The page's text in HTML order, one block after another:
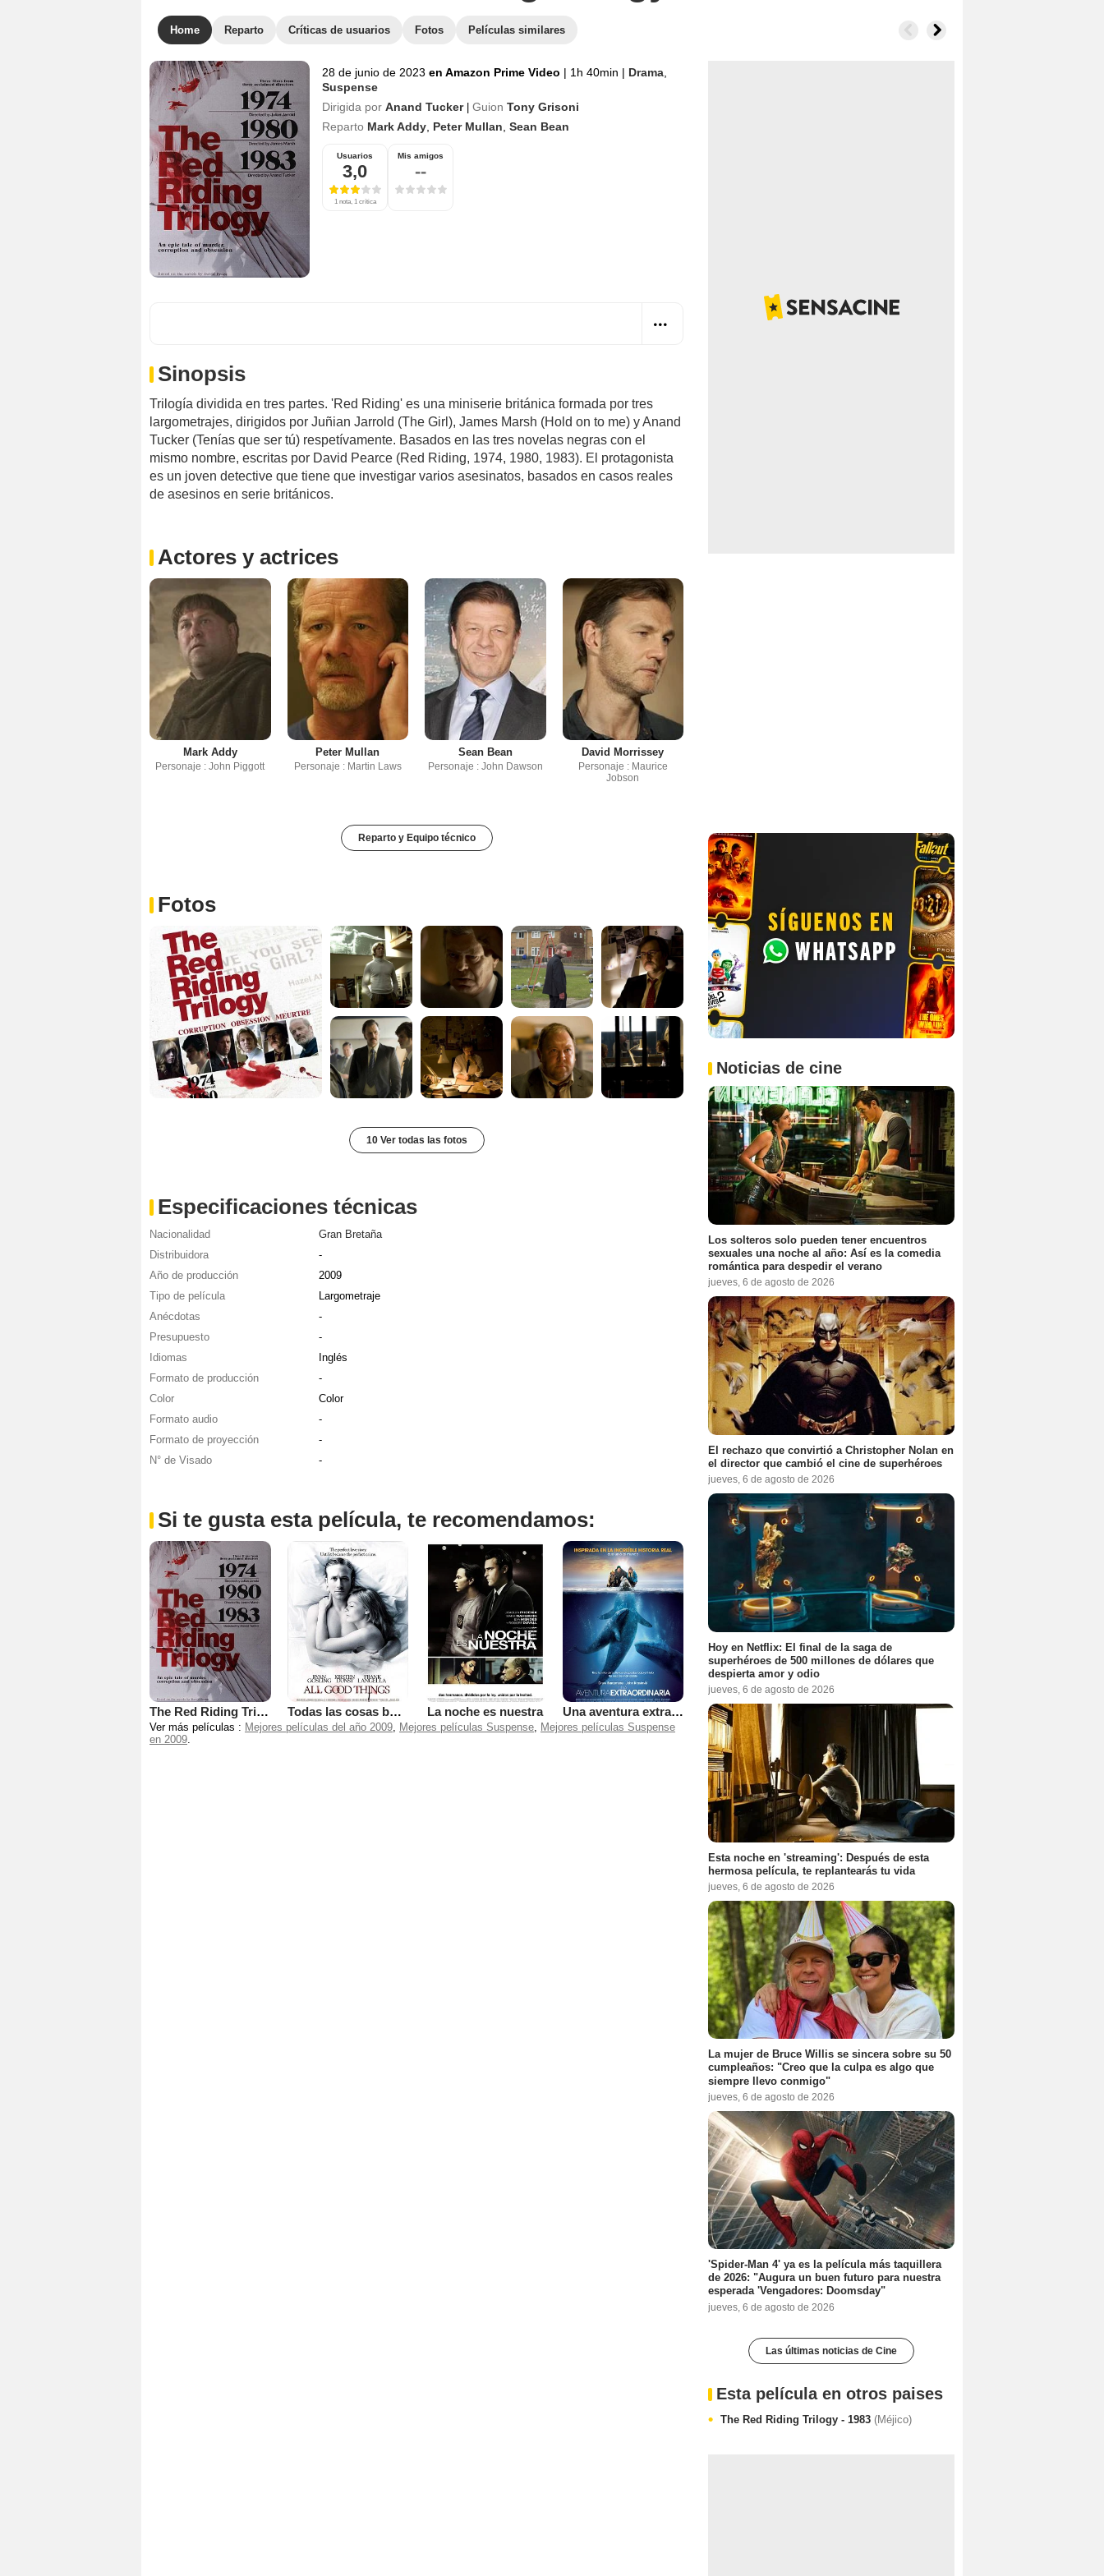
Home Reparto Críticas de usuarios Fotos Películas similares
28 de junio de 2023 en Amazon Prime Video | 1h 40min | Drama
Suspense
Dirigida por Anand Tucker Guion Tony Grisoni
Reparto Mark Addy Peter Mullan Sean Bean
Usuarios
3,0
1 nota, 1 crítica
Mis amigos
--
Sinopsis
Trilogía dividida en tres partes. 'Red Riding' es una miniserie británica formada por tres
largometrajes, dirigidos por Juñian Jarrold (The Girl), James Marsh (Hold on to me) y Anand
Tucker (Tenías que ser tú) respetívamente. Basados en las tres novelas negras con el
mismo nombre, escritas por David Pearce (Red Riding, 1974, 1980, 1983). El protagonista
es un joven detective que tiene que investigar varios asesinatos, basados en casos reales
de asesinos en serie británicos.
Actores y actrices
Mark Addy
Personaje : John Piggott
Peter Mullan
Personaje : Martin Laws
Sean Bean
Personaje : John Dawson
David Morrissey
Personaje : Maurice
Jobson
Reparto y Equipo técnico
Fotos
10 Ver todas las fotos
Especificaciones técnicas
Nacionalidad
Gran Bretaña
Distribuidora
-
Año de producción
2009
Tipo de película
Largometraje
Anécdotas
-
Presupuesto
-
Idiomas
Inglés
Formato de producción
-
Color
Color
Formato audio
-
Formato de proyección
-
N° de Visado
-
Si te gusta esta película, te recomendamos:
The Red Riding Trilogy - 1980 Todas las cosas buenas La noche es nuestra Una aventura extraordinaria
Ver más películas : Mejores películas del año 2009, Mejores películas Suspense, Mejores películas Suspense
en 2009.
Noticias de cine
Los solteros solo pueden tener encuentros
sexuales una noche al año: Así es la comedia
romántica para despedir el verano
jueves, 6 de agosto de 2026
El rechazo que convirtió a Christopher Nolan en
el director que cambió el cine de superhéroes
jueves, 6 de agosto de 2026
Hoy en Netflix: El final de la saga de
superhéroes de 500 millones de dólares que
despierta amor y odio
jueves, 6 de agosto de 2026
Esta noche en 'streaming': Después de esta
hermosa película, te replantearás tu vida
jueves, 6 de agosto de 2026
La mujer de Bruce Willis se sincera sobre su 50
cumpleaños: "Creo que la culpa es algo que
siempre llevo conmigo"
jueves, 6 de agosto de 2026
'Spider-Man 4' ya es la película más taquillera
de 2026: "Augura un buen futuro para nuestra
esperada 'Vengadores: Doomsday"
jueves, 6 de agosto de 2026
Las últimas noticias de Cine
Esta película en otros paises
The Red Riding Trilogy - 1983 (Méjico)